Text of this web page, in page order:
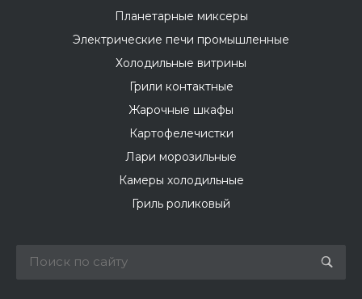
Планетарные миксеры
Электрические печи промышленные
Холодильные витрины
Грили контактные
Жарочные шкафы
Картофелечистки
Лари морозильные
Камеры холодильные
Гриль роликовый